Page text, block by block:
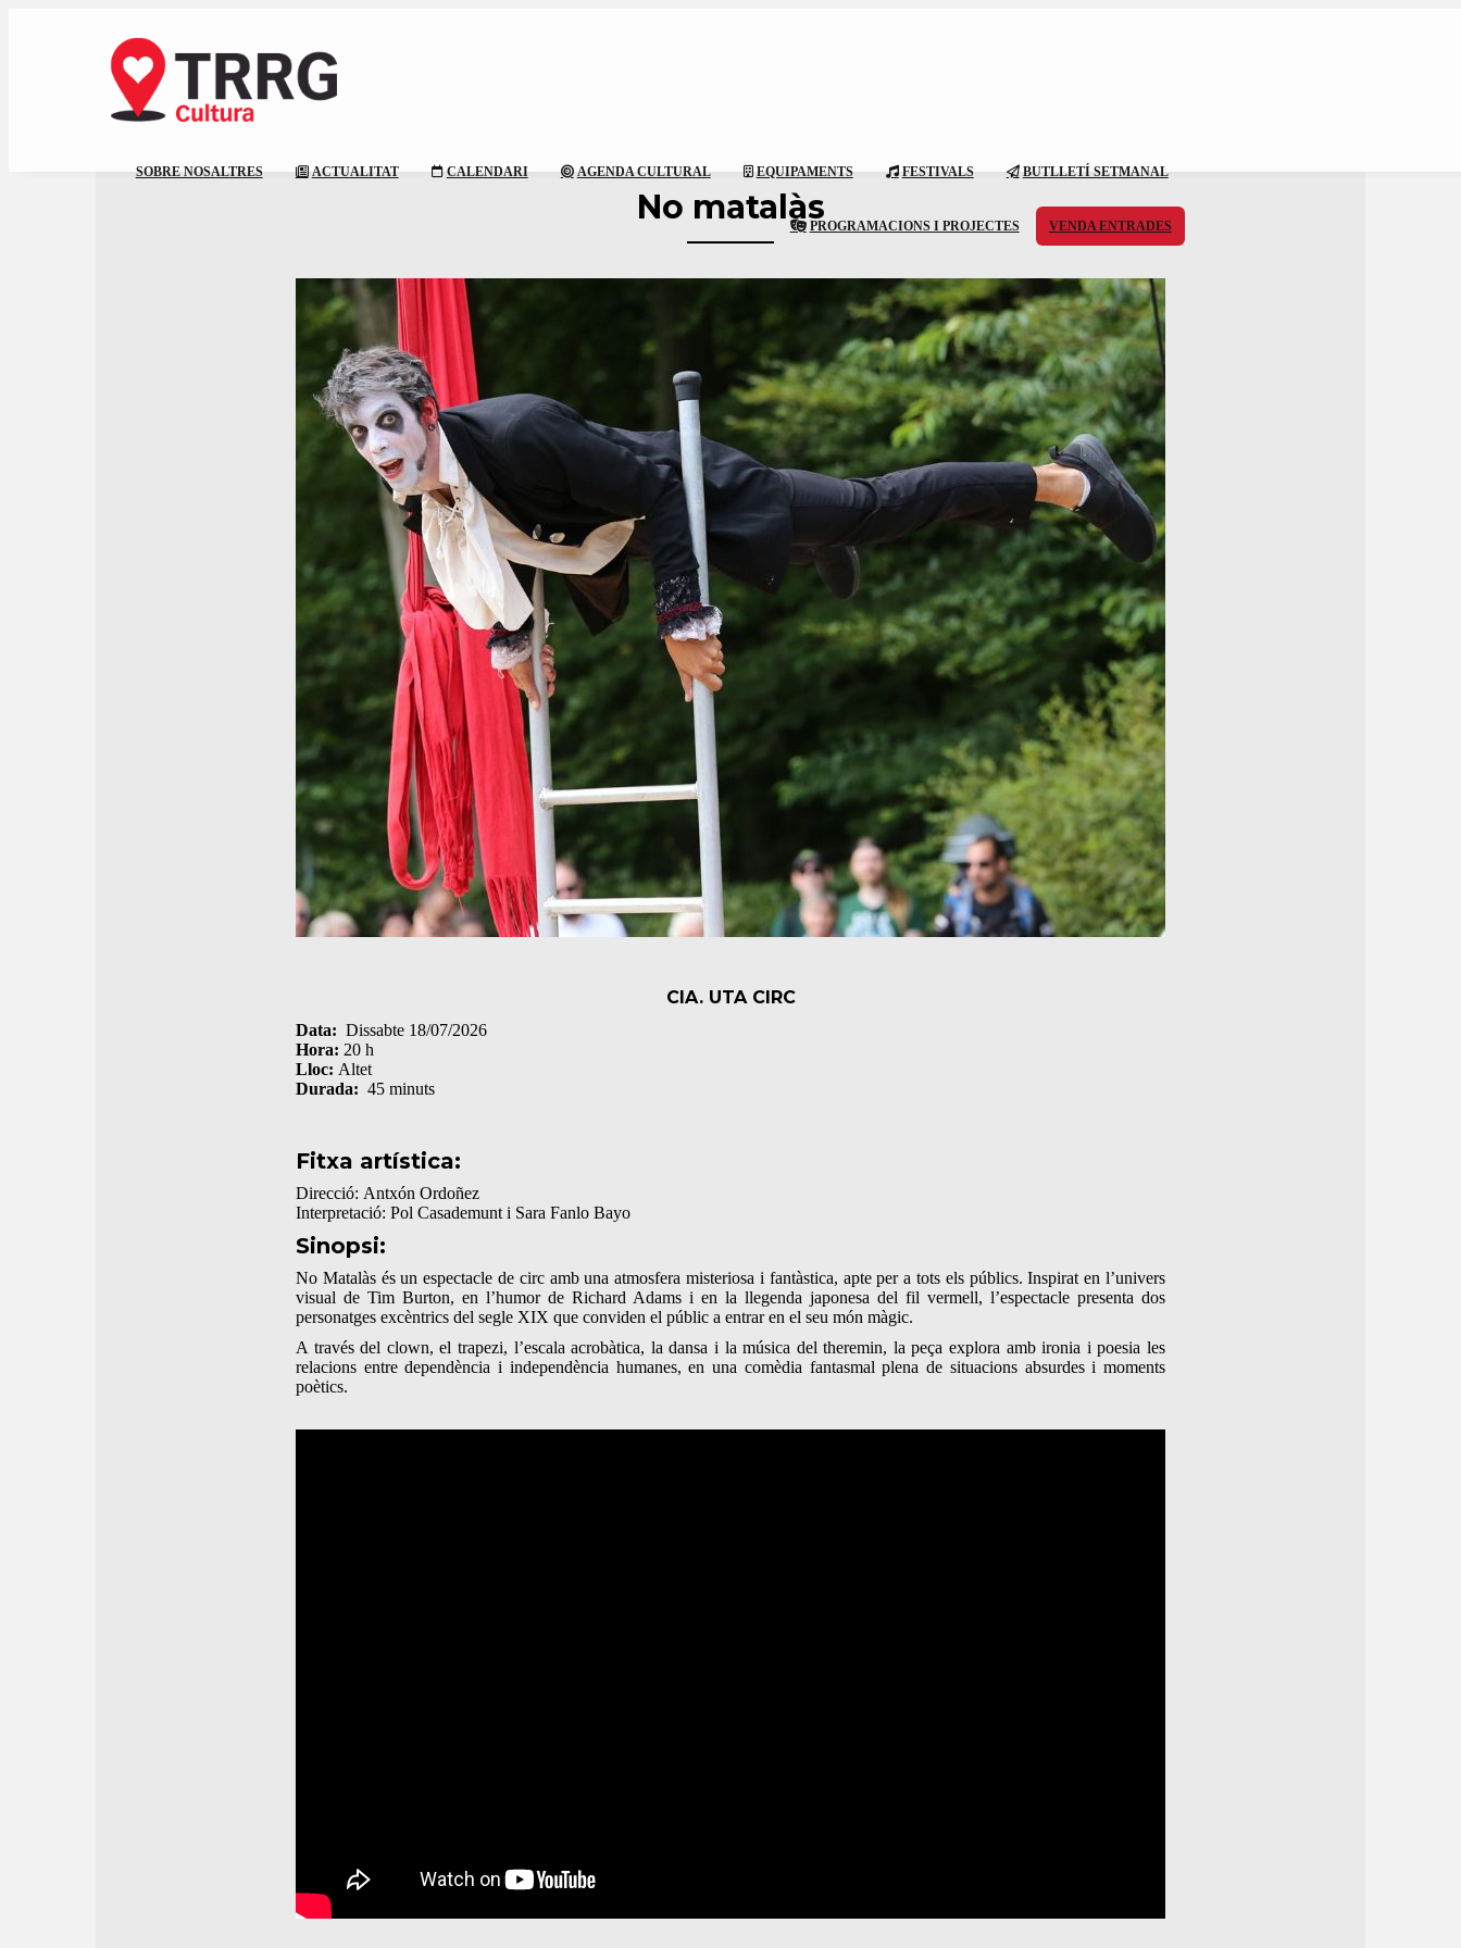
SOBRE NOSALTRES ACTUALITAT CALENDARI AGENDA CULTURAL EQUIPAMENTS FESTIVALS BUTLLETÍ SETMANAL
PROGRAMACIONS I PROJECTES VENDA ENTRADES
No matalàs
CIA. UTA CIRC
Data: Dissabte 18/07/2026
Hora: 20 h
Lloc: Altet
Durada: 45 minuts
Fitxa artística:
Direcció: Antxón Ordoñez
Interpretació: Pol Casademunt i Sara Fanlo Bayo
Sinopsi:
No Matalàs és un espectacle de circ amb una atmosfera misteriosa i fantàstica, apte per a tots els públics. Inspirat en l’univers
visual de Tim Burton, en l’humor de Richard Adams i en la llegenda japonesa del fil vermell, l’espectacle presenta dos
personatges excèntrics del segle XIX que conviden el públic a entrar en el seu món màgic.
A través del clown, el trapezi, l’escala acrobàtica, la dansa i la música del theremin, la peça explora amb ironia i poesia les
relacions entre dependència i independència humanes, en una comèdia fantasmal plena de situacions absurdes i moments
poètics.